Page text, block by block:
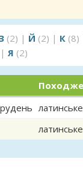
(2) | Й (2) | К (8)
| Я (2)
латинське
латинське